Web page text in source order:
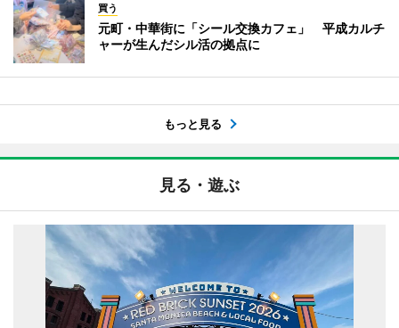
買う
元町・中華街に「シール交換カフェ」 平成カルチ
ャーが生んだシル活の拠点に
もっと見る
見る・遊ぶ